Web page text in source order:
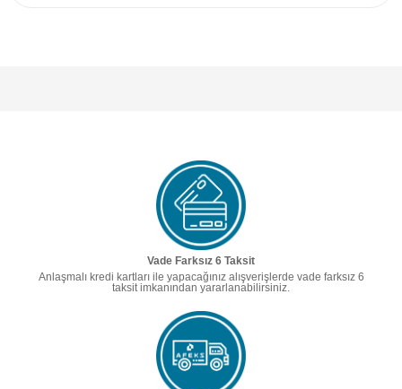
Vade Farksız 6 Taksit
Anlaşmalı kredi kartları ile yapacağınız alışverişlerde vade farksız 6
taksit imkanından yararlanabilirsiniz.